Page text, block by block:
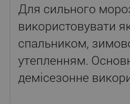
Для сильного
використовувати
спальником,
утепленням.
демісезонне